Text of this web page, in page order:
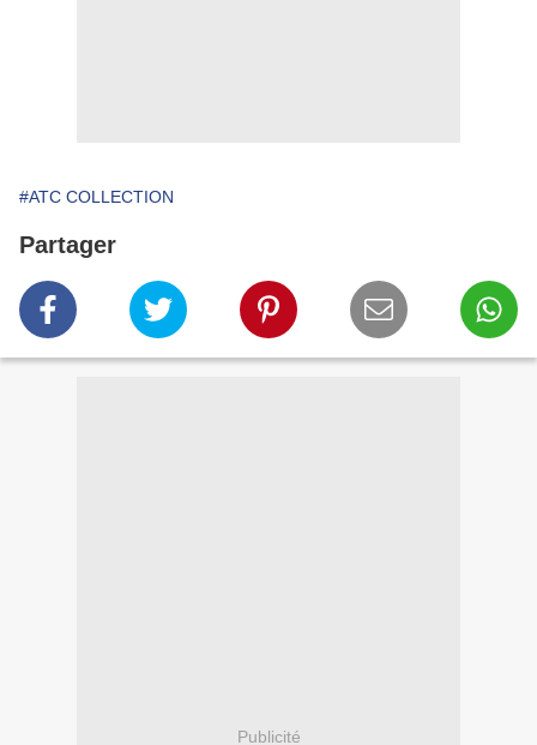
#ATC COLLECTION
Partager
Publicité